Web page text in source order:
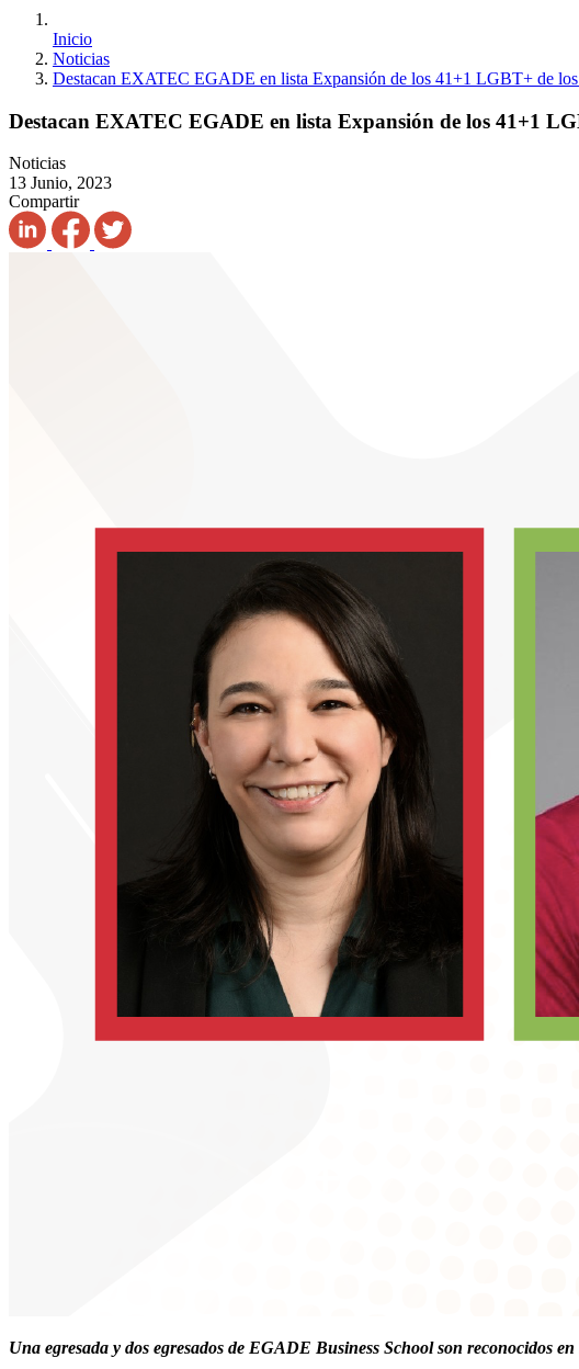
Inicio
Noticias
Destacan EXATEC EGADE en lista Expansión de los 41+1 LGBT+ de
Destacan EXATEC EGADE en lista Expansión de los 41+1
Noticias
13 Junio, 2023
Compartir
Una egresada y dos egresados de EGADE Business School son reconocidos